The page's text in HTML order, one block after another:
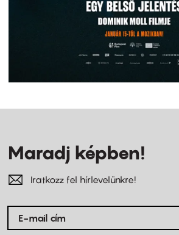
Maradj képben!
Iratkozz fel hírlevelünkre!